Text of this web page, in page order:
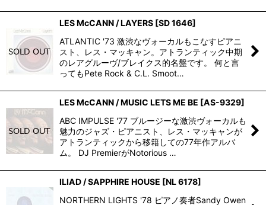
LES McCANN / LAYERS [SD 1646]
ATLANTIC '73 激渋なヴォーカルもこなすピアニ
スト、レス・マッキャン。アトランティック中期
のレアグルーヴ/ブレイクス的名盤です。 何と言
ってもPete Rock & C.L. Smoot…
LES McCANN / MUSIC LETS ME BE [AS-9329]
ABC IMPULSE '77 ブルージーな激渋ヴォーカルも
魅力のジャズ・ピアニスト、レス・マッキャンが
アトランティックから移籍しての77年作アルバ
ム。 DJ PremierがNotorious …
ILIAD / SAPPHIRE HOUSE [NL 6178]
NORTHERN LIGHTS '78 ピアノ奏者Sandy Owen